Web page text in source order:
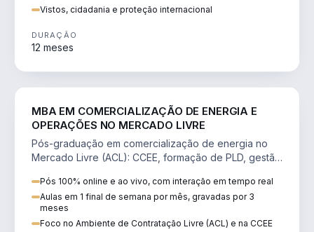
Vistos, cidadania e proteção internacional
DURAÇÃO
12 meses
MBA EM COMERCIALIZAÇÃO DE ENERGIA E
OPERAÇÕES NO MERCADO LIVRE
Pós-graduação em comercialização de energia no
Mercado Livre (ACL): CCEE, formação de PLD, gestão
Pós 100% online e ao vivo, com interação em tempo real
Aulas em 1 final de semana por mês, gravadas por 3
meses
Foco no Ambiente de Contratação Livre (ACL) e na CCEE